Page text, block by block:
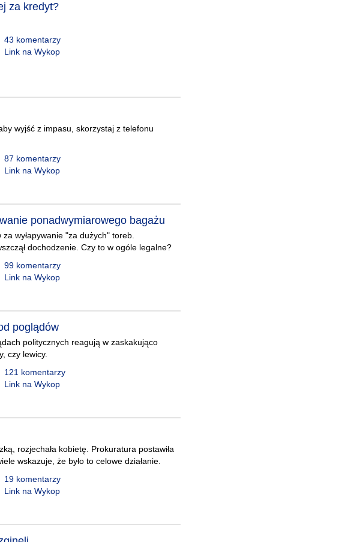
za kredyt?
43 komentarzy
Link na Wykop
wyjść z impasu, skorzystaj z telefonu
87 komentarzy
Link na Wykop
ponadwymiarowego bagażu
wyłapywanie "za dużych" toreb.
dochodzenie. Czy to w ogóle legalne?
99 komentarzy
Link na Wykop
poglądów
politycznych reagują w zaskakująco
czy lewicy.
121 komentarzy
Link na Wykop
rozjechała kobietę. Prokuratura postawiła
wskazuje, że było to celowe działanie.
19 komentarzy
Link na Wykop